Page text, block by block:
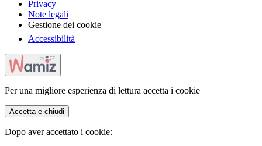
Privacy
Note legali
Gestione dei cookie
Accessibilità
Per una migliore esperienza di lettura accetta i cookie
Accetta e chiudi
Dopo aver accettato i cookie: